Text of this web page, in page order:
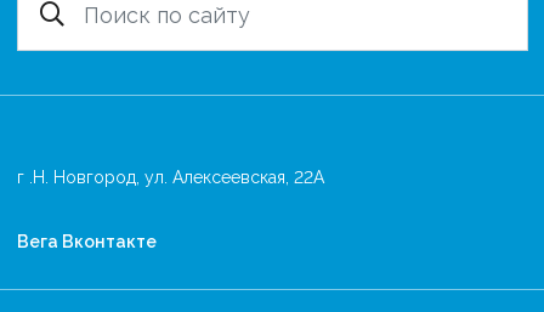
г .Н. Новгород, ул. Алексеевская, 22А
Вега Вконтакте